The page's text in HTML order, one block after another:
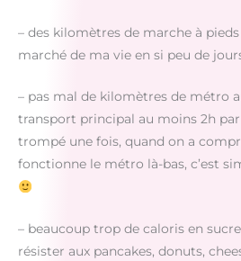
– des kilomètres de marche à
marché de ma vie en si peu de
– pas mal de kilomètres de métro
transport principal au moins 2h par
trompé une fois, quand on a
fonctionne le métro là-bas, c’est
– beaucoup trop de caloris en
résister aux pancakes, donuts,